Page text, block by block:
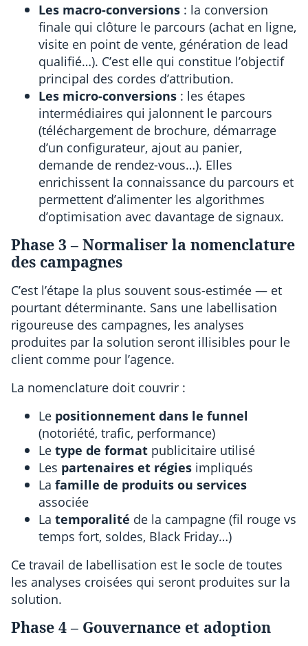
Les macro-conversions : la conversion
finale qui clôture le parcours (achat en ligne,
visite en point de vente, génération de lead
qualifié…). C’est elle qui constitue l’objectif
principal des cordes d’attribution.
Les micro-conversions : les étapes
intermédiaires qui jalonnent le parcours
(téléchargement de brochure, démarrage
d’un configurateur, ajout au panier,
demande de rendez-vous…). Elles
enrichissent la connaissance du parcours et
permettent d’alimenter les algorithmes
d’optimisation avec davantage de signaux.
Phase 3 – Normaliser la nomenclature
des campagnes
C’est l’étape la plus souvent sous-estimée — et
pourtant déterminante. Sans une labellisation
rigoureuse des campagnes, les analyses
produites par la solution seront illisibles pour le
client comme pour l’agence.
La nomenclature doit couvrir :
Le positionnement dans le funnel
(notoriété, trafic, performance)
Le type de format publicitaire utilisé
Les partenaires et régies impliqués
La famille de produits ou services
associée
La temporalité de la campagne (fil rouge vs
temps fort, soldes, Black Friday…)
Ce travail de labellisation est le socle de toutes
les analyses croisées qui seront produites sur la
solution.
Phase 4 – Gouvernance et adoption